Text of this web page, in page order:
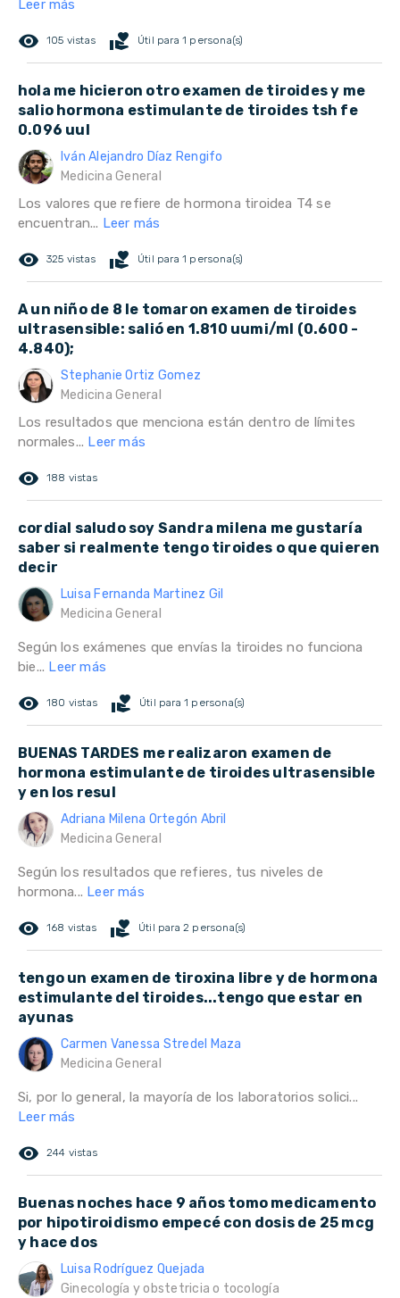
Leer más
remove_red_eye 105 vistas volunteer_activism Útil para 1 persona(s)
hola me hicieron otro examen de tiroides y me
salio hormona estimulante de tiroides tsh fe
0.096 uul
Iván Alejandro Díaz Rengifo
Medicina General
Los valores que refiere de hormona tiroidea T4 se
encuentran... Leer más
remove_red_eye 325 vistas volunteer_activism Útil para 1 persona(s)
A un niño de 8 le tomaron examen de tiroides
ultrasensible: salió en 1.810 uumi/ml (0.600 -
4.840);
Stephanie Ortiz Gomez
Medicina General
Los resultados que menciona están dentro de límites
normales... Leer más
remove_red_eye 188 vistas
cordial saludo soy Sandra milena me gustaría
saber si realmente tengo tiroides o que quieren
decir
Luisa Fernanda Martinez Gil
Medicina General
Según los exámenes que envías la tiroides no funciona
bie... Leer más
remove_red_eye 180 vistas volunteer_activism Útil para 1 persona(s)
BUENAS TARDES me realizaron examen de
hormona estimulante de tiroides ultrasensible
y en los resul
Adriana Milena Ortegón Abril
Medicina General
Según los resultados que refieres, tus niveles de
hormona... Leer más
remove_red_eye 168 vistas volunteer_activism Útil para 2 persona(s)
tengo un examen de tiroxina libre y de hormona
estimulante del tiroides...tengo que estar en
ayunas
Carmen Vanessa Stredel Maza
Medicina General
Si, por lo general, la mayoría de los laboratorios solici...
Leer más
remove_red_eye 244 vistas
Buenas noches hace 9 años tomo medicamento
por hipotiroidismo empecé con dosis de 25 mcg
y hace dos
Luisa Rodríguez Quejada
Ginecología y obstetricia o tocología